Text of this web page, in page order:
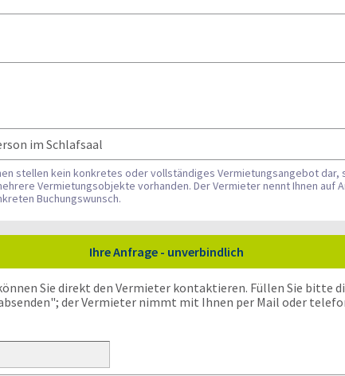
im Schlafsaal
stellen kein konkretes oder vollständiges Vermietungsangebot
Vermietungsobjekte vorhanden. Der Vermieter nennt Ihnen auf
Buchungswunsch.
Ihre Anfrage - unverbindlich
Sie direkt den Vermieter kontaktieren. Füllen Sie bitte
der Vermieter nimmt mit Ihnen per Mail oder